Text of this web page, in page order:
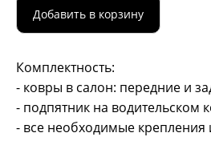
Добавить в корзину
Комплектность:
- ковры в салон: передние и
- подпятник на водительском
- все необходимые крепления